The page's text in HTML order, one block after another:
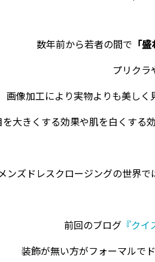
数年前から若者の間で 「
プリクラ
画像加工により実物よりも美しく
大きくする効果や肌を白くする
ンズドレスクロージングの世界で
前回のブログ 『ク
装飾が無い方がフォーマルで